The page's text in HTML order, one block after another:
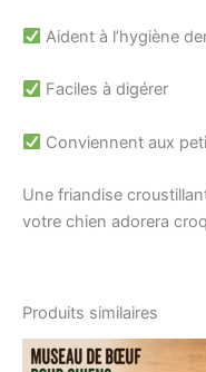
Aident à l’hygiène
Faciles à digérer
Conviennent aux
Une friandise
votre chien adorera
Produits similaires